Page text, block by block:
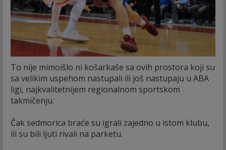
To nije mimoišlo ni košarkaše sa ovih prostora koji su
sa velikim uspehom nastupali ili još nastupaju u ABA
ligi, najkvalitetnijem regionalnom sportskom
takmičenju.
Čak sedmorica braće su igrali zajedno u istom klubu,
ili su bili ljuti rivali na parketu.